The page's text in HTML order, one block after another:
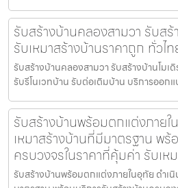
รับสร้างบ้านคลองสามวา รับส
รับเหมาสร้างบ้านราคาถูก ทั่วไ
รับสร้างบ้านคลองสามวา รับสร้างบ้านโมเ
รับรีโนเวทบ้าน รับต่อเติมบ้าน บริการออก
รับสร้างบ้านพร้อมตกแต่งภายใ
เหมาสร้างบ้านที่มีมาตรฐาน พ
ครบวงจรในราคาที่คุ้มค่า รับเห
รับสร้างบ้านพร้อมตกแต่งภายในอุทัย ดำเ